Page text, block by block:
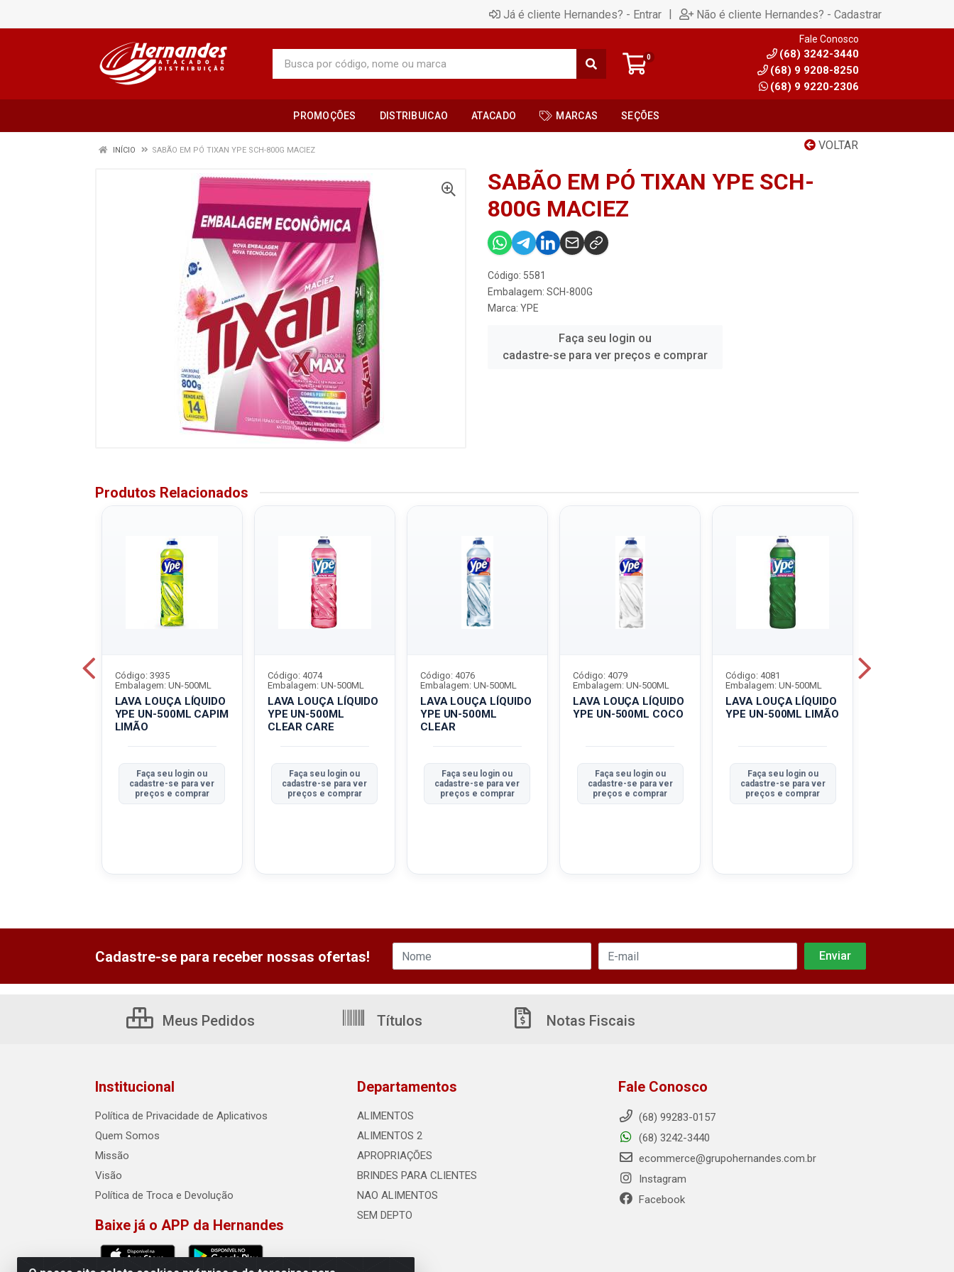
Já é cliente Hernandes? - Entrar | Não é cliente Hernandes? - Cadastrar
0
Fale Conosco
(68) 3242-3440
(68) 9 9208-8250
(68) 9 9220-2306
PROMOÇÕES DISTRIBUICAO ATACADO MARCAS SEÇÕES
VOLTAR
INÍCIO SABÃO EM PÓ TIXAN YPE SCH-800G MACIEZ
SABÃO EM PÓ TIXAN YPE SCH-
800G MACIEZ
Código: 5581
Embalagem: SCH-800G
Marca: YPE
Faça seu login ou
cadastre-se para ver preços e comprar
Produtos Relacionados
LAVA LOUÇA LÍQUIDO
YPE UN-500ML CAPIM
LIMÃO
Código: 3935
Embalagem: UN-500ML
Faça seu login ou
cadastre-se para ver
preços e comprar
LAVA LOUÇA LÍQUIDO
YPE UN-500ML
CLEAR CARE
Código: 4074
Embalagem: UN-500ML
Faça seu login ou
cadastre-se para ver
preços e comprar
LAVA LOUÇA LÍQUIDO
YPE UN-500ML
CLEAR
Código: 4076
Embalagem: UN-500ML
Faça seu login ou
cadastre-se para ver
preços e comprar
LAVA LOUÇA LÍQUIDO
YPE UN-500ML COCO
Código: 4079
Embalagem: UN-500ML
Faça seu login ou
cadastre-se para ver
preços e comprar
LAVA LOUÇA LÍQUIDO
YPE UN-500ML LIMÃO
Código: 4081
Embalagem: UN-500ML
Faça seu login ou
cadastre-se para ver
preços e comprar
Cadastre-se para receber nossas ofertas!
Meus Pedidos Títulos Notas Fiscais
Institucional
Política de Privacidade de Aplicativos
Quem Somos
Missão
Visão
Política de Troca e Devolução
Baixe já o APP da Hernandes
Departamentos
ALIMENTOS
ALIMENTOS 2
APROPRIAÇÕES
BRINDES PARA CLIENTES
NAO ALIMENTOS
SEM DEPTO
Fale Conosco
(68) 99283-0157
(68) 3242-3440
ecommerce@grupohernandes.com.br
Instagram
Facebook